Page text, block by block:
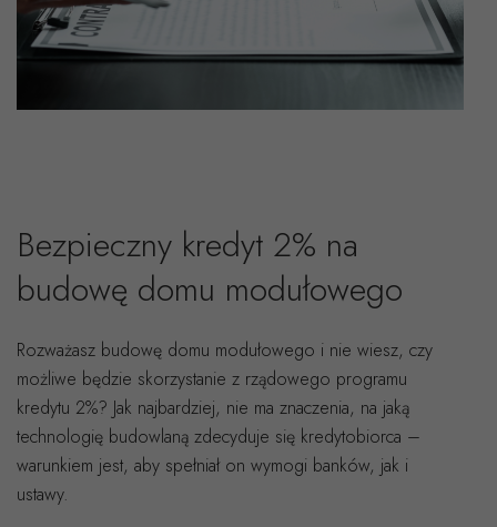
Bezpieczny kredyt 2% na
budowę domu modułowego
Rozważasz budowę domu modułowego i nie wiesz, czy
możliwe będzie skorzystanie z rządowego programu
kredytu 2%? Jak najbardziej, nie ma znaczenia, na jaką
technologię budowlaną zdecyduje się kredytobiorca –
warunkiem jest, aby spełniał on wymogi banków, jak i
ustawy.